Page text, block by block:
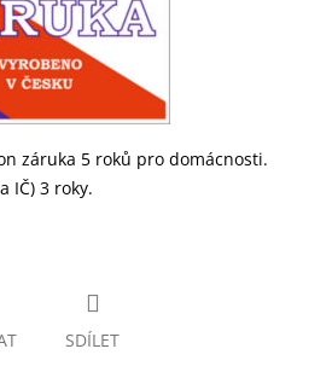
záruka 5 roků pro domácnosti.
IČ) 3 roky.
SDÍLET